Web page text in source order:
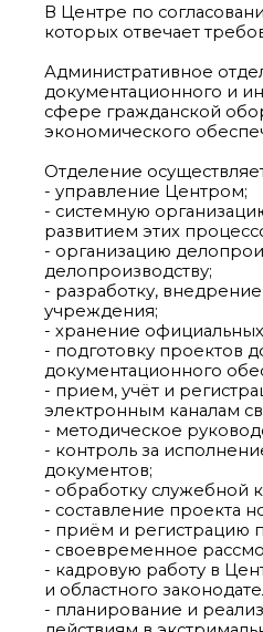
В Центре по
которых отвечает
Административное
документационного и
сфере гражданской
экономического
Отделение
- управление Центром;
- системную
развитием этих
- организацию
делопроизводству;
- разработку,
учреждения;
- хранение
- подготовку проектов
документационного
- прием, учёт и
электронным каналам
- методическое
- контроль за
документов;
- обработку служебной
- составление проекта
- приём и регистрацию
- своевременное
- кадровую работу в
и областного
- планирование и